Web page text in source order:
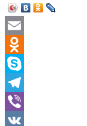
Email
Odnoklassniki
Skype
Telegram
Viber